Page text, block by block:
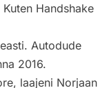
Handshake
Autodude
2016.
laajeni Norjaan